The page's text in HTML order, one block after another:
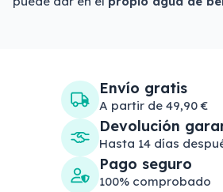
Envío gratis
A partir de 49,90 €
Devolución
Hasta 14 días
Pago seguro
100% comprobado